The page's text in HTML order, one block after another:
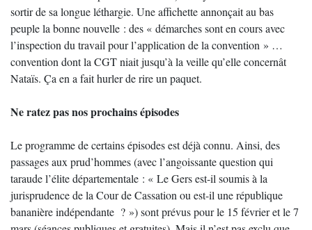
sortir de sa longue léthargie. Une affichette annonçait au bas
peuple la bonne nouvelle : des « démarches sont en cours avec
l’inspection du travail pour l’application de la convention » …
convention dont la CGT niait jusqu’à la veille qu’elle concernât
Nataïs. Ça en a fait hurler de rire un paquet.
Ne ratez pas nos prochains épisodes
Le programme de certains épisodes est déjà connu. Ainsi, des
passages aux prud’hommes (avec l’angoissante question qui
taraude l’élite départementale : « Le Gers est-il soumis à la
jurisprudence de la Cour de Cassation ou est-il une république
bananière indépendante ? ») sont prévus pour le 15 février et le 7